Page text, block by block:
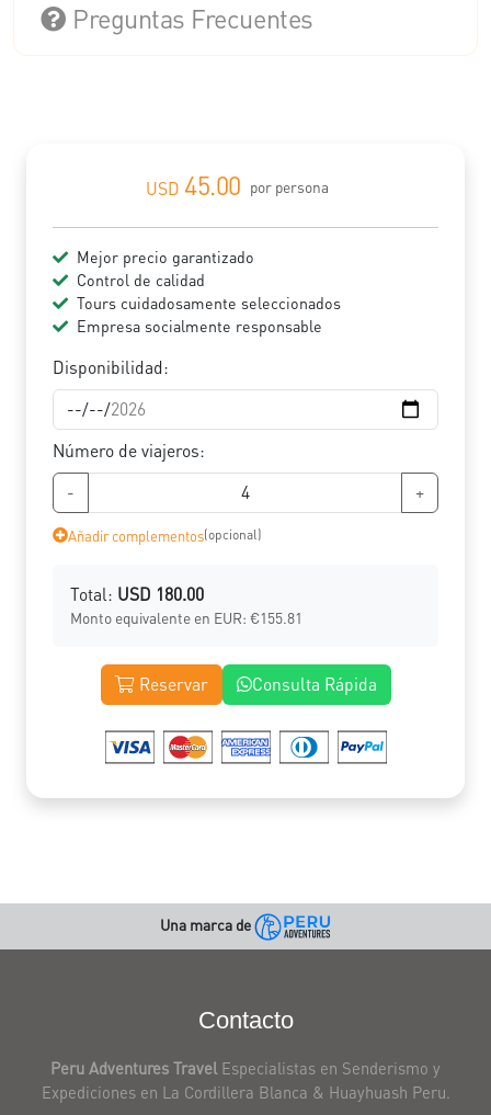
Preguntas Frecuentes
USD 45.00 por persona
Mejor precio garantizado
Control de calidad
Tours cuidadosamente seleccionados
Empresa socialmente responsable
Disponibilidad:
Número de viajeros:
-
+
Añadir complementos(opcional)
Total: USD 180.00
Monto equivalente en EUR: €155.81
Reservar Consulta Rápida
Una marca de
Contacto
Peru Adventures Travel Especialistas en Senderismo y
Expediciones en La Cordillera Blanca & Huayhuash Peru.